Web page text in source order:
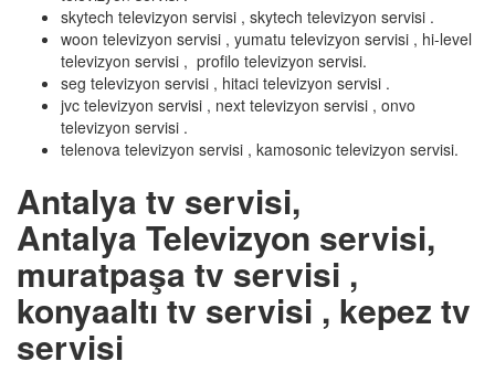
skytech televizyon servisi , skytech televizyon servisi .
woon televizyon servisi , yumatu televizyon servisi , hi-level
televizyon servisi , profilo televizyon servisi.
seg televizyon servisi , hitaci televizyon servisi .
jvc televizyon servisi , next televizyon servisi , onvo
televizyon servisi .
telenova televizyon servisi , kamosonic televizyon servisi.
Antalya tv servisi,
Antalya Televizyon servisi,
muratpaşa tv servisi ,
konyaaltı tv servisi , kepez tv
servisi